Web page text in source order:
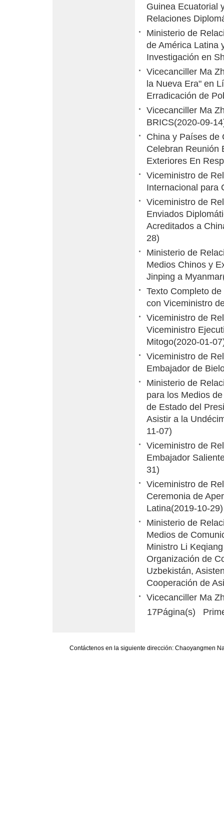
Guinea Ecuatorial
Relaciones
Ministerio de
de América Latina
Investigación en
Vicecanciller Ma
la Nueva Era" en
Erradicación de
Vicecanciller Ma
BRICS(2020-09-
China y Países de
Celebran Reunión
Exteriores En
Viceministro de
Internacional para
Viceministro de
Enviados
Acreditados a
28)
Ministerio de
Medios Chinos y
Jinping a Myanmar
Texto Completo
con Viceministro
Viceministro de
Viceministro
Mitogo(2020-01-
Viceministro de
Embajador de
Ministerio de
para los Medios
de Estado del
Asistir a la
11-07)
Viceministro de
Embajador
31)
Viceministro de
Ceremonia de
Latina(2019-10-29)
Ministerio de
Medios de
Ministro Li
Organización de
Uzbekistán,
Cooperación de
Vicecanciller Ma
17Página(s)
Contáctenos en la siguiente dirección: Chaoyangmen